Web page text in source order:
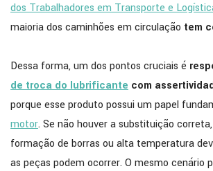
dos Trabalhadores em Transporte e
maioria dos caminhões em circulação tem
Dessa forma, um dos pontos cruciais é
de troca do lubrificante com
porque esse produto possui um papel
motor. Se não houver a substituição
formação de borras ou alta temperatura
as peças podem ocorrer. O mesmo cenário